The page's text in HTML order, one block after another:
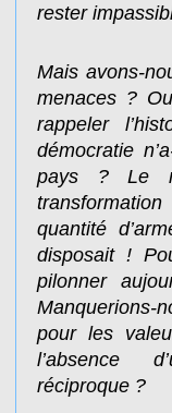
rester
Mais avons-
menaces ?
rappeler
démocratie
pays ? Le
quantité
disposait !
pilonner
Manquerions-
pour les
l’absence
réciproque ?